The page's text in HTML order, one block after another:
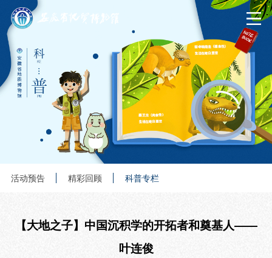
活动预告 精彩回顾 科普专栏
【大地之子】中国沉积学的开拓者和奠基人——
叶连俊